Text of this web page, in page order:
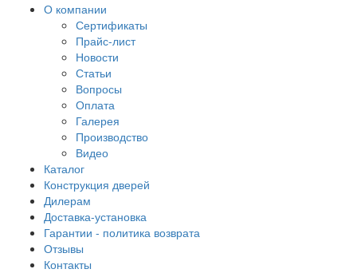
О компании
Сертификаты
Прайс-лист
Новости
Статьи
Вопросы
Оплата
Галерея
Производство
Видео
Каталог
Конструкция дверей
Дилерам
Доставка-установка
Гарантии - политика возврата
Отзывы
Контакты